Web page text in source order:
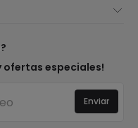
ofertas especiales!
Enviar